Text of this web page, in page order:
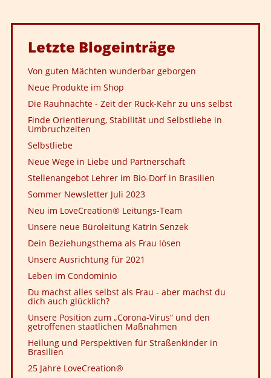
Letzte Blogeinträge
Von guten Mächten wunderbar geborgen
Neue Produkte im Shop
Die Rauhnächte - Zeit der Rück-Kehr zu uns selbst
Finde Orientierung, Stabilität und Selbstliebe in
Umbruchzeiten
Selbstliebe
Neue Wege in Liebe und Partnerschaft
Stellenangebot Lehrer im Bio-Dorf in Brasilien
Sommer Newsletter Juli 2023
Neu im LoveCreation® Leitungs-Team
Unsere neue Büroleitung Katrin Senzek
Dein Beziehungsthema als Frau lösen
Unsere Ausrichtung für 2021
Leben im Condominio
Du machst alles selbst als Frau - aber machst du
dich auch glücklich?
Unsere Position zum „Corona-Virus“ und den
getroffenen staatlichen Maßnahmen
Heilung und Perspektiven für Straßenkinder in
Brasilien
25 Jahre LoveCreation®